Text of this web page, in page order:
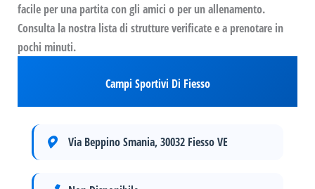
facile per una partita con gli amici o per un allenamento.
Consulta la nostra lista di strutture verificate e a prenotare in
pochi minuti.
Campi Sportivi Di Fiesso
Via Beppino Smania, 30032 Fiesso VE